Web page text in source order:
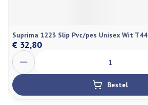
Suprima 1223 Slip Pvc/pes Unisex Wit T44
€ 32,80
Aantal
Bestel